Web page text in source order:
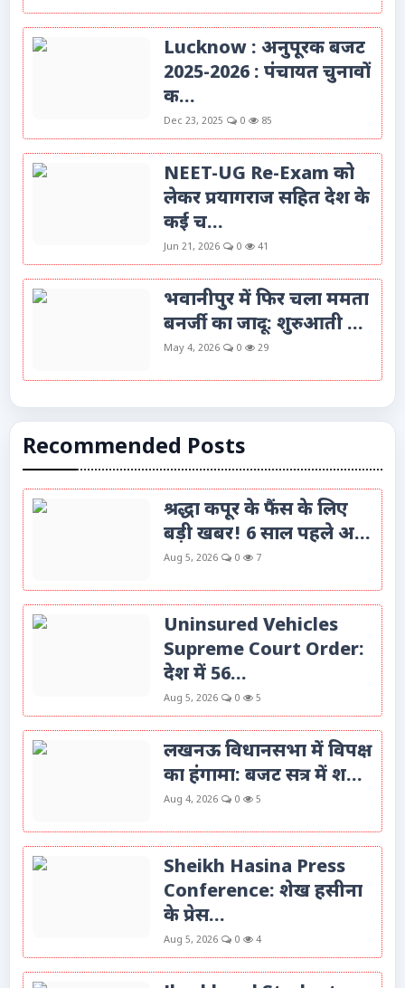
Lucknow : अनुपूरक बजट
2025-2026 : पंचायत चुनावों
क...
Dec 23, 2025 0 85
NEET-UG Re-Exam को
लेकर प्रयागराज सहित देश के
कई च...
Jun 21, 2026 0 41
भवानीपुर में फिर चला ममता
बनर्जी का जादू: शुरुआती ...
May 4, 2026 0 29
Recommended Posts
श्रद्धा कपूर के फैंस के लिए
बड़ी खबर! 6 साल पहले अ...
Aug 5, 2026 0 7
Uninsured Vehicles
Supreme Court Order:
देश में 56...
Aug 5, 2026 0 5
लखनऊ विधानसभा में विपक्ष
का हंगामा: बजट सत्र में श...
Aug 4, 2026 0 5
Sheikh Hasina Press
Conference: शेख हसीना
के प्रेस...
Aug 5, 2026 0 4